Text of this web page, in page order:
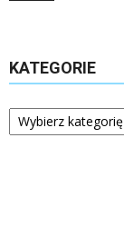
KATEGORIE
Kategorie